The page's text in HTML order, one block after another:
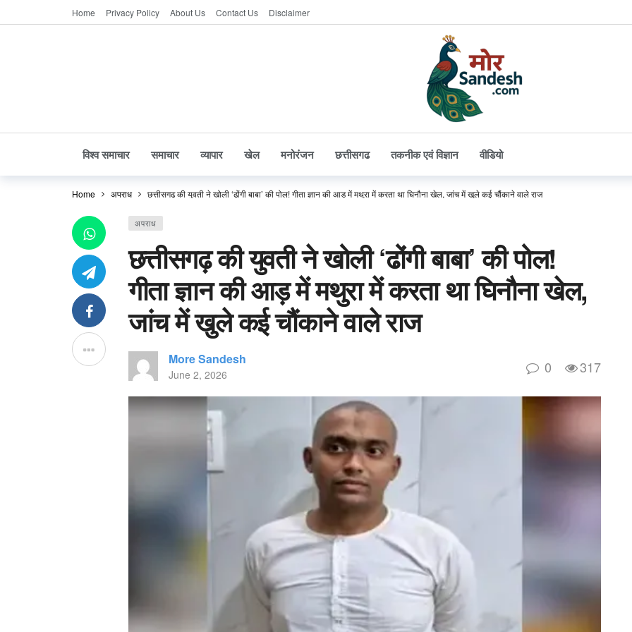
Home Privacy Policy About Us Contact Us Disclaimer
विश्व समाचार समाचार व्यापार खेल मनोरंजन छत्तीसगढ तकनीक एवं विज्ञान वीडियो
Home अपराध छत्तीसगढ़ की युवती ने खोली ‘ढोंगी बाबा’ की पोल! गीता ज्ञान की आड़ में मथुरा में करता था घिनौना खेल, जांच में खुले कई चौंकाने वाले राज
अपराध
छत्तीसगढ़ की युवती ने खोली ‘ढोंगी बाबा’ की पोल!
गीता ज्ञान की आड़ में मथुरा में करता था घिनौना खेल,
जांच में खुले कई चौंकाने वाले राज
More Sandesh
June 2, 2026 0 317